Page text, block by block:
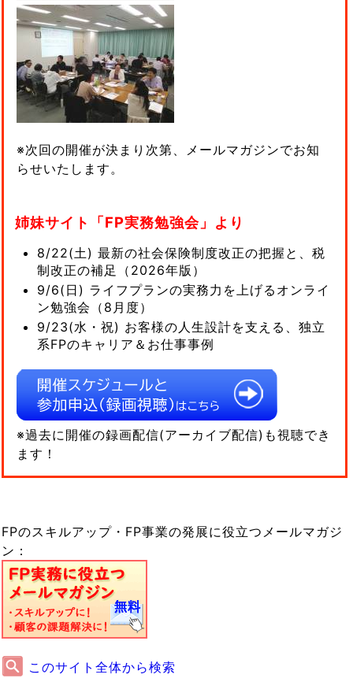
※次回の開催が決まり次第、メールマガジンでお知
らせいたします。
姉妹サイト「FP実務勉強会」より
8/22(土) 最新の社会保険制度改正の把握と、税
制改正の補足（2026年版）
9/6(日) ライフプランの実務力を上げるオンライ
ン勉強会（8月度）
9/23(水・祝) お客様の人生設計を支える、独立
系FPのキャリア＆お仕事事例
※過去に開催の録画配信(アーカイブ配信)も視聴でき
ます！
FPのスキルアップ・FP事業の発展に役立つメールマガジ
ン：
このサイト全体から検索